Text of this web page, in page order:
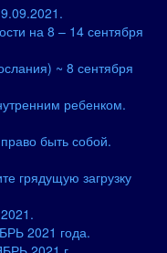
на 8 – 14 сентября
~ 8 сентября
ребенком.
быть собой.
грядущую загрузку
2021 года.